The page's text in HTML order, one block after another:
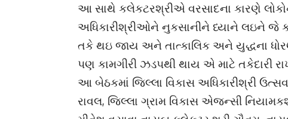
આ સાથે કલેકટરશ્રીએ વરસાદના કારણે
અધિકારીશ્રીઓને નુકસાનીને ધ્યાને લઇને જે
તકે થઇ જાય અને તાત્કાલિક અને યુદ્ધના ધોરણે
પણ કામગીરી ઝડપથી થાય એ માટે તકેદારી
આ બેઠકમાં જિલ્લા વિકાસ અધિકારીશ્રી
રાવલ, જિલ્લા ગ્રામ વિકાસ એજન્સી